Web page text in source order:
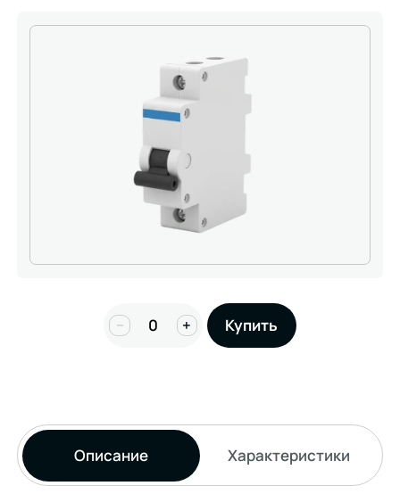
− + Купить
Описание Характеристики